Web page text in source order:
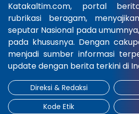
Katakaltim.com, portal
rubrikasi beragam,
seputar Nasional pada
pada khususnya. Dengan
menjadi sumber informasi
update dengan berita terkini di
Direksi & Redaksi
Kode Etik